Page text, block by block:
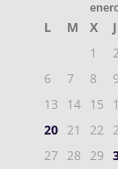
L M X J
1
2
6
7 8 9
13
14 15
20 21 22
27
28 29